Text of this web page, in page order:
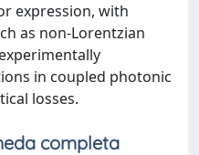
expression, with
as non-Lorentzian
in coupled photonic
losses.
completa